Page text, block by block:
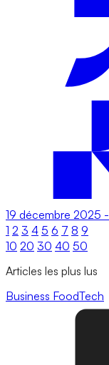
19 décembre 2025 -
1 2 3 4 5 6 7 8 9
10 20 30 40 50
Articles les plus lus
Business FoodTech